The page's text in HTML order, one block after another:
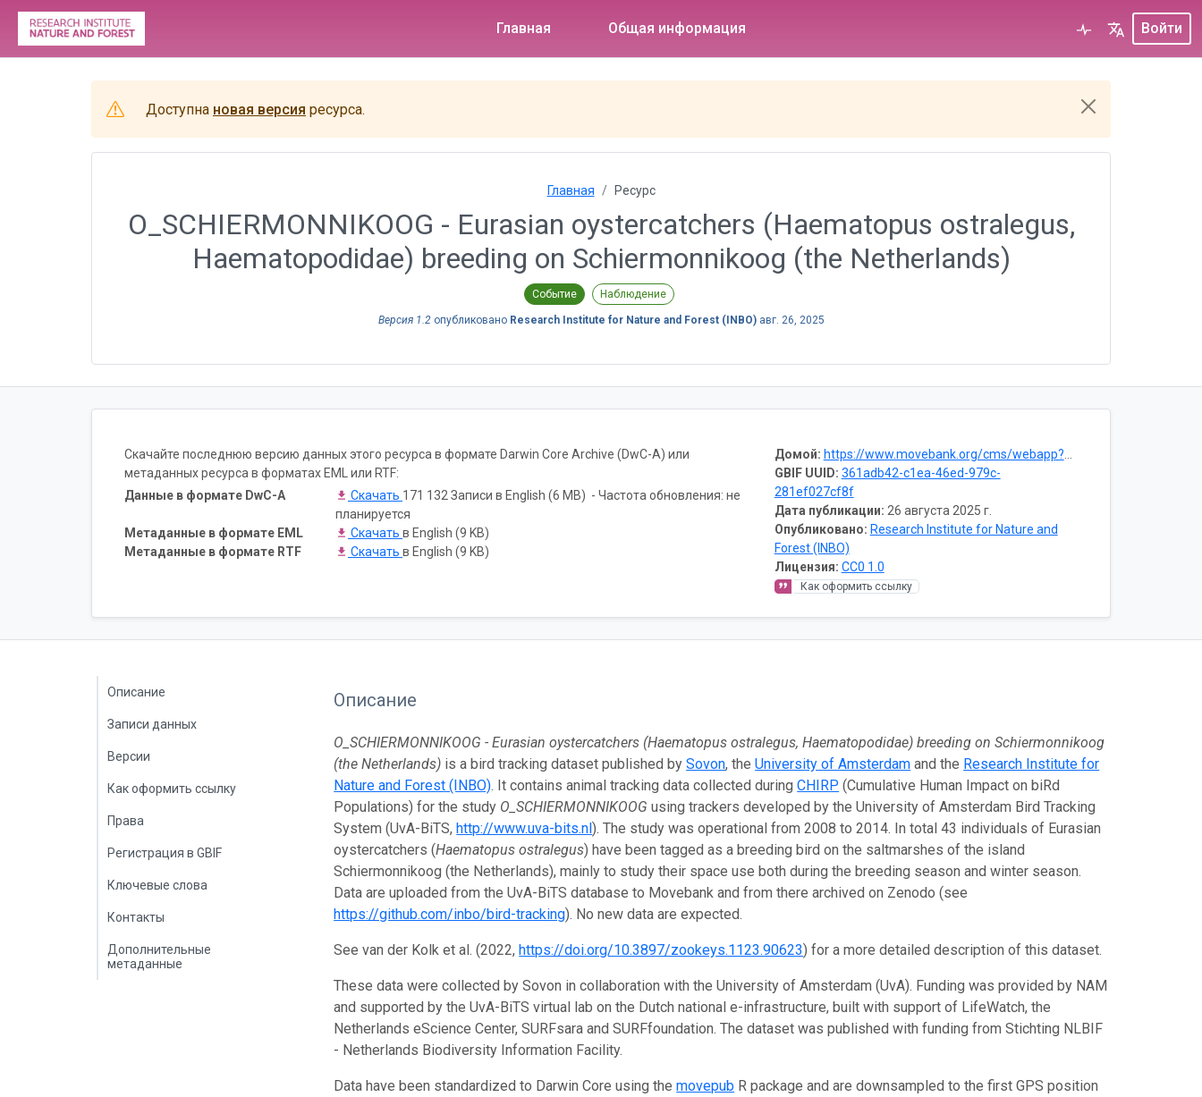
Главная Общая информация Войти
Доступна новая версия ресурса.
Главная Ресурс
O_SCHIERMONNIKOOG - Eurasian oystercatchers (Haematopus ostralegus,
Haematopodidae) breeding on Schiermonnikoog (the Netherlands)
Событие Наблюдение
Версия 1.2 опубликовано Research Institute for Nature and Forest (INBO) авг. 26, 2025
Домой: https://www.movebank.org/cms/webapp?gwt_fragment=page=studies,path=study1605799506
GBIF UUID: 361adb42-c1ea-46ed-979c-
281ef027cf8f
Дата публикации: 26 августа 2025 г.
Опубликовано: Research Institute for Nature and
Forest (INBO)
Лицензия: CC0 1.0
Как оформить ссылку
Скачайте последнюю версию данных этого ресурса в формате Darwin Core Archive (DwC-A) или
метаданных ресурса в форматах EML или RTF:
Данные в формате DwC-A
Скачать 171 132 Записи в English (6 MB) - Частота обновления: не
планируется
Метаданные в формате EML
Скачать в English (9 KB)
Метаданные в формате RTF
Скачать в English (9 KB)
Описание
Записи данных
Версии
Как оформить ссылку
Права
Регистрация в GBIF
Ключевые слова
Контакты
Дополнительные
метаданные
Описание
O_SCHIERMONNIKOOG - Eurasian oystercatchers (Haematopus ostralegus, Haematopodidae) breeding on Schiermonnikoog
(the Netherlands) is a bird tracking dataset published bySovon, theUniversity of Amsterdam and the Research Institute for
Nature and Forest (INBO). It contains animal tracking data collected duringCHIRP (Cumulative Human Impact on biRd
Populations) for the study O_SCHIERMONNIKOOG using trackers developed by the University of Amsterdam Bird Tracking
System (UvA-BiTS,http://www.uva-bits.nl). The study was operational from 2008 to 2014. In total 43 individuals of Eurasian
oystercatchers (Haematopus ostralegus) have been tagged as a breeding bird on the saltmarshes of the island
Schiermonnikoog (the Netherlands), mainly to study their space use both during the breeding season and winter season.
Data are uploaded from the UvA-BiTS database to Movebank and from there archived on Zenodo (see
https://github.com/inbo/bird-tracking). No new data are expected.
See van der Kolk et al. (2022,https://doi.org/10.3897/zookeys.1123.90623) for a more detailed description of this dataset.
These data were collected by Sovon in collaboration with the University of Amsterdam (UvA). Funding was provided by NAM
and supported by the UvA-BiTS virtual lab on the Dutch national e-infrastructure, built with support of LifeWatch, the
Netherlands eScience Center, SURFsara and SURFfoundation. The dataset was published with funding from Stichting NLBIF
- Netherlands Biodiversity Information Facility.
Data have been standardized to Darwin Core using themovepub R package and are downsampled to the first GPS position